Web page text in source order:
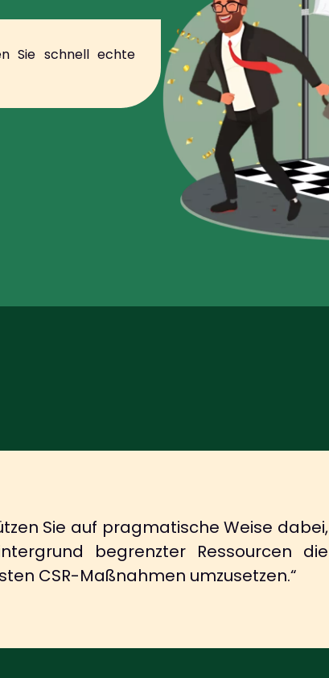
Sie schnell echte
Sie auf pragmatische Weise dabei,
begrenzter Ressourcen die
CSR-Maßnahmen umzusetzen.“